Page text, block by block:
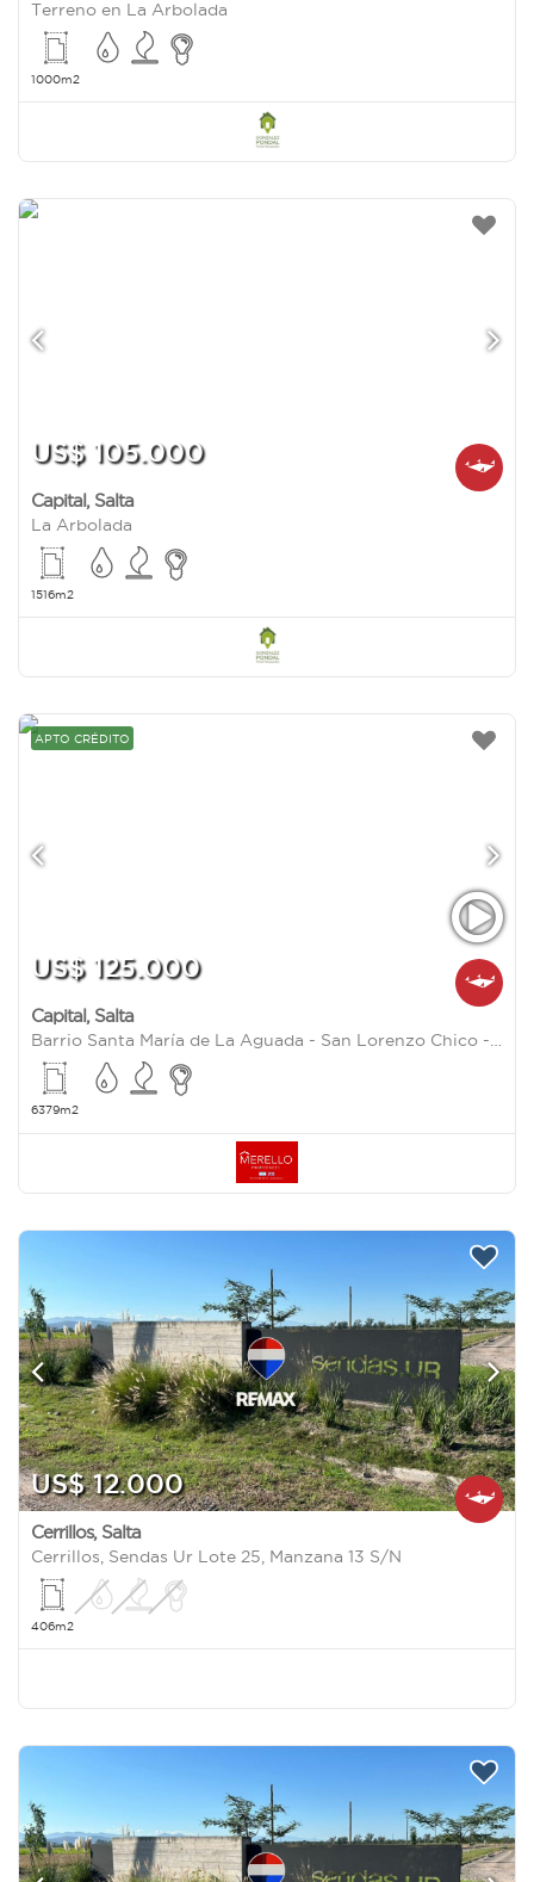
Terreno en La Arbolada
1000m2
US$ 105.000
Capital, Salta
La Arbolada
1516m2
APTO CRÉDITO
US$ 125.000
Capital, Salta
Barrio Santa María de La Aguada - San Lorenzo Chico - Salta
6379m2
US$ 12.000
Cerrillos, Salta
Cerrillos, Sendas Ur Lote 25, Manzana 13 S/N
406m2